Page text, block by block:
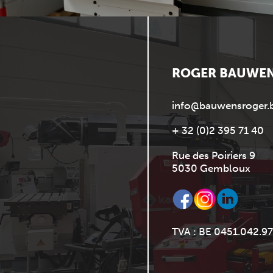
ROGER
+ 32 (0)2 395 71 40
Rue des Poiriers 9
5030 Gembloux
TVA : BE